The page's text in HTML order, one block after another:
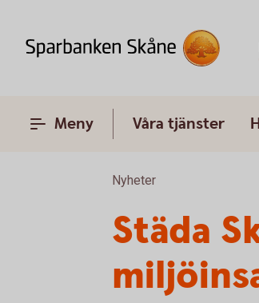
Meny Våra tjänster
Nyheter
Städa